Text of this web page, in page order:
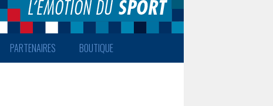
PARTENAIRES BOUTIQUE